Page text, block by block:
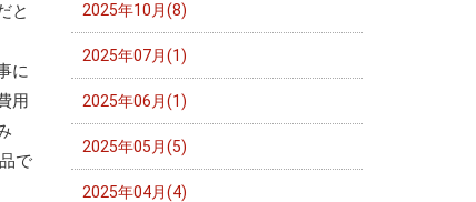
と
に
用
で
2025年10月(8)
2025年07月(1)
2025年06月(1)
2025年05月(5)
2025年04月(4)